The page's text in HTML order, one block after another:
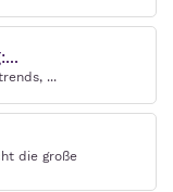
...
die große